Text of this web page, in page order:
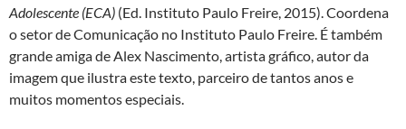
Adolescente (ECA) (Ed. Instituto Paulo Freire, 2015). Coordena
o setor de Comunicação no Instituto Paulo Freire. É também
grande amiga de Alex Nascimento, artista gráfico, autor da
imagem que ilustra este texto, parceiro de tantos anos e
muitos momentos especiais.